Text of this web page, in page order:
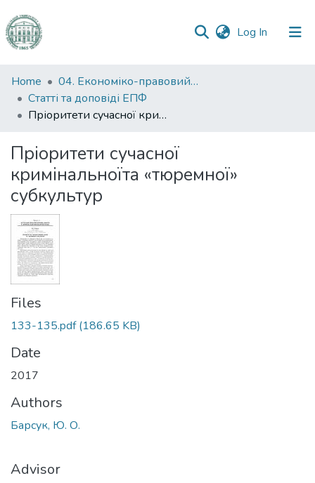
Log In (current)
Communities
&
Collections
Statistics
Home
04. Економіко-правовий факультет
Статті та доповіді ЕПФ
Пріоритети сучасної кримінальноїта «тюремної» субкультур
Пріоритети сучасної
кримінальноїта «тюремної»
субкультур
Files
133-135.pdf(186.65 KB)
Date
2017
Authors
Барсук, Ю. О.
Advisor